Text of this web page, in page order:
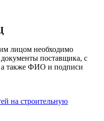
лицом необходимо
поставщика, с
а также ФИО и подписи
на строительную